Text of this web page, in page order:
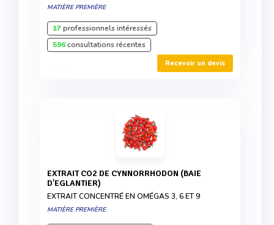
MATIÈRE PREMIÈRE
17professionnels intéressés
596consultations récentes
Recevoir un devis
EXTRAIT CO2 DE CYNNORRHODON (BAIE
D'EGLANTIER)
EXTRAIT CONCENTRÉ EN OMÉGAS 3, 6 ET 9
MATIÈRE PREMIÈRE